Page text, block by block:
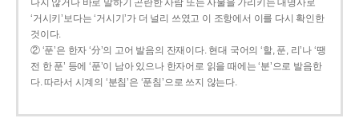
나지 않거나 바로 말하기 곤란한 사람 또는 사물을 가리키는 대명사로
‘거시키’보다는 ‘거시기’가 더 널리 쓰였고 이 조항에서 이를 다시 확인한
것이다.
② ‘푼’은 한자 ‘分’의 고어 발음의 잔재이다. 현대 국어의 ‘할, 푼, 리’나 ‘땡
전 한 푼’ 등에 ‘푼’이 남아 있으나 한자어로 읽을 때에는 ‘분’으로 발음한
다. 따라서 시계의 ‘분침’은 ‘푼침’으로 쓰지 않는다.